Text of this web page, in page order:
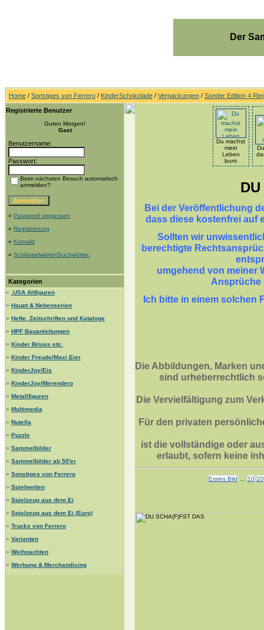
Der
Home / Sonstiges von Ferrero / KinderSchokolade / Verpackungen / Sonder Edition 4
Registrierte Benutzer
Guten Morgen!
Gast
Benutzername:
Passwort:
Beim nächsten Besuch automatisch
anmelden?
» Password vergessen
» Registrierung
» Kontakt
» Schlüsselwörter/Suchwörter:
Kategorien
»
.USA Altfiguren
» Haupt & Nebenserien
» Hefte, Zeitschriften und Kataloge
» HPF Bauanleitungen
» Kinder Brioss etc.
» Kinder Freude/Maxi Eier
» KinderJoy/Eis
» KinderJoy/Merendero
» Metallfiguren
» Multimedia
» Nutella
» Puzzle
» Sammelbilder
» Sammelbilder ab 50'er
» Sonstiges von Ferrero
» Spielwelten
» Spielzeug aus dem Ei
» Spielzeug aus dem Ei (Euro)
» Trucks von Ferrero
» Varianten
» Weihnachten
» Werbung & Merchandising
Du machst
mein
Leben
bunt
Bei der Veröffentlichung
dass diese kostenfrei auf
Sollten wir
berechtigte
umgehend von meiner
Ansprüche
Ich bitte in einem solchen
Die Abbildungen, Marken
sind urheberrechtlich
Die Vervielfältigung zum
Für den privaten
ist die vollständige oder
erlaubt, sofern keine
Erstes Bild 10 20